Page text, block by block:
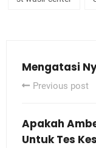
Mengatasi
Previous post
Apakah
Untuk Tes